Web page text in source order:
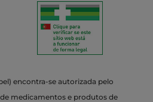
encontra-se autorizada pelo
medicamentos e produtos de